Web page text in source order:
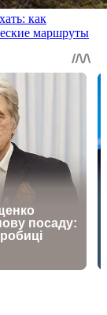
как
маршруты